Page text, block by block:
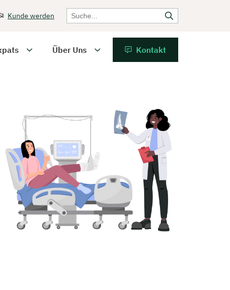
Kunde werden
Über Uns Kontakt